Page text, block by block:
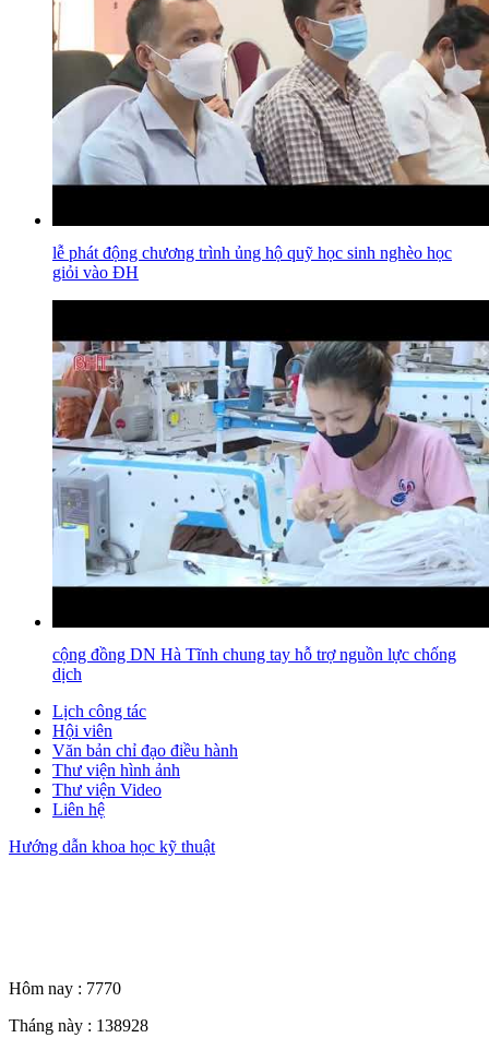
lễ phát động chương trình ủng hộ quỹ học sinh nghèo học
giỏi vào ĐH
cộng đồng DN Hà Tĩnh chung tay hỗ trợ nguồn lực chống
dịch
Lịch công tác
Hội viên
Văn bản chỉ đạo điều hành
Thư viện hình ảnh
Thư viện Video
Liên hệ
Hướng dẫn khoa học kỹ thuật
Hôm nay : 7770
Tháng này : 138928